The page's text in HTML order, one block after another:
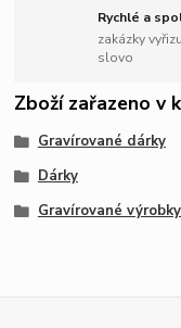
Rychlé a
zakázky
slovo
Zboží zařazeno v
Gravírované dárky
Dárky
Gravírované